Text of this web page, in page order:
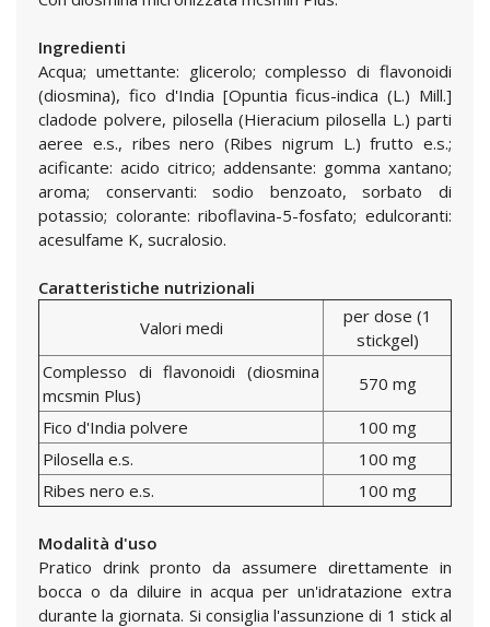
Ingredienti
Acqua; umettante: glicerolo; complesso di flavonoidi
(diosmina), fico d'India [Opuntia ficus-indica (L.) Mill.]
cladode polvere, pilosella (Hieracium pilosella L.) parti
aeree e.s., ribes nero (Ribes nigrum L.) frutto e.s.;
acificante: acido citrico; addensante: gomma xantano;
aroma; conservanti: sodio benzoato, sorbato di
potassio; colorante: riboflavina-5-fosfato; edulcoranti:
acesulfame K, sucralosio.
Caratteristiche nutrizionali
Valori medi
per dose (1
stickgel)
Complesso di flavonoidi (diosmina
mcsmin Plus)
570 mg
Fico d'India polvere
100 mg
Pilosella e.s.
100 mg
Ribes nero e.s.
100 mg
Modalità d'uso
Pratico drink pronto da assumere direttamente in
bocca o da diluire in acqua per un'idratazione extra
durante la giornata. Si consiglia l'assunzione di 1 stick al